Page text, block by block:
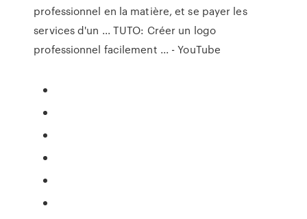
professionnel en la matière, et se payer les
services d'un ... TUTO: Créer un logo
professionnel facilement ... - YouTube